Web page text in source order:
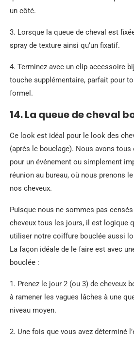
un côté.
3. Lorsque la queue de cheval est
spray de texture ainsi qu’un fixatif.
4. Terminez avec un clip accessoire
touche supplémentaire, parfait pour
formel.
14. La queue de cheval
Ce look est idéal pour le look des
(après le bouclage). Nous avons
pour un événement ou simplement
réunion au bureau, où nous prenons
nos cheveux.
Puisque nous ne sommes pas
cheveux tous les jours, il est logique
utiliser notre coiffure bouclée aussi
La façon idéale de le faire est avec
bouclée :
1. Prenez le jour 2 (ou 3) de cheveux
à ramener les vagues lâches à une
niveau moyen.
2. Une fois que vous avez déterminé